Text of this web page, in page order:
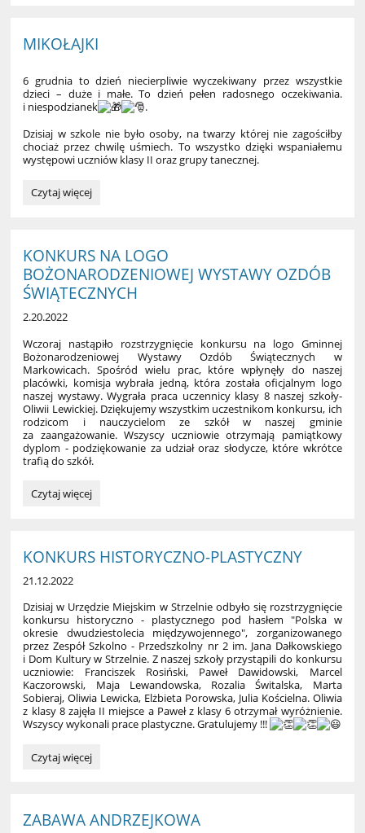
MIKOŁAJKI
6 grudnia to dzień niecierpliwie wyczekiwany przez wszystkie
dzieci – duże i małe. To dzień pełen radosnego oczekiwania.
i niespodzianek
.
Dzisiaj w szkole nie było osoby, na twarzy której nie zagościłby
chociaż przez chwilę uśmiech. To wszystko dzięki wspaniałemu
występowi uczniów klasy II oraz grupy tanecznej.
MIKOŁAJKI:
Czytaj więcej
KONKURS NA LOGO
BOŻONARODZENIOWEJ WYSTAWY OZDÓB
ŚWIĄTECZNYCH
2.20.2022
Wczoraj nastąpiło rozstrzygnięcie konkursu na logo Gminnej
Bożonarodzeniowej Wystawy Ozdób Świątecznych w
Markowicach. Spośród wielu prac, które wpłynęły do naszej
placówki, komisja wybrała jedną, która została oficjalnym logo
naszej wystawy. Wygrała praca uczennicy klasy 8 naszej szkoły-
Oliwii Lewickiej. Dziękujemy wszystkim uczestnikom konkursu, ich
rodzicom i nauczycielom ze szkół w naszej gminie
za zaangażowanie. Wszyscy uczniowie otrzymają pamiątkowy
dyplom - podziękowanie za udział oraz słodycze, które wkrótce
trafią do szkół.
KONKURS
WYSTAWY
OZDÓB
ŚWIĄTECZNYCH:
Czytaj więcej
KONKURS HISTORYCZNO-PLASTYCZNY
21.12.2022
Dzisiaj w Urzędzie Miejskim w Strzelnie odbyło się rozstrzygnięcie
konkursu historyczno - plastycznego pod hasłem "Polska w
okresie dwudziestolecia międzywojennego", zorganizowanego
przez Zespół Szkolno - Przedszkolny nr 2 im. Jana Dałkowskiego
i Dom Kultury w Strzelnie. Z naszej szkoły przystąpili do konkursu
uczniowie: Franciszek Rosiński, Paweł Dawidowski, Marcel
Kaczorowski, Maja Lewandowska, Rozalia Świtalska, Marta
Sobieraj, Oliwia Lewicka, Elżbieta Porowska, Julia Kościelna. Oliwia
z klasy 8 zajęła II miejsce a Paweł z klasy 6 otrzymał wyróżnienie.
Wszyscy wykonali prace plastyczne. Gratulujemy !!!
KONKURS
Czytaj więcej
ZABAWA ANDRZEJKOWA